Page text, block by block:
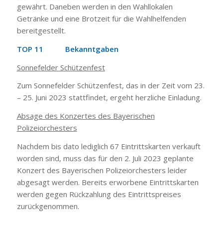
gewährt. Daneben werden in den Wahllokalen
Getränke und eine Brotzeit für die Wahlhelfenden
bereitgestellt.
TOP 11 Bekanntgaben
Sonnefelder Schützenfest
Zum Sonnefelder Schützenfest, das in der Zeit vom 23.
– 25. Juni 2023 stattfindet, ergeht herzliche Einladung.
Absage des Konzertes des Bayerischen
Polizeiorchesters
Nachdem bis dato lediglich 67 Eintrittskarten verkauft
worden sind, muss das für den 2. Juli 2023 geplante
Konzert des Bayerischen Polizeiorchesters leider
abgesagt werden. Bereits erworbene Eintrittskarten
werden gegen Rückzahlung des Eintrittspreises
zurückgenommen.